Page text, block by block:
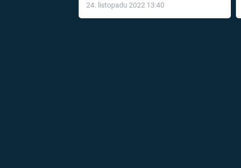
24. listopadu 2022 13:40